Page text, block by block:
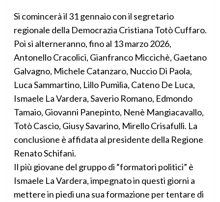
Si comincerà il 31 gennaio con il segretario
regionale della Democrazia Cristiana Totò Cuffaro.
Poi si alterneranno, fino al 13 marzo 2026,
Antonello Cracolici, Gianfranco Miccichè, Gaetano
Galvagno, Michele Catanzaro, Nuccio Di Paola,
Luca Sammartino, Lillo Pumilia, Cateno De Luca,
Ismaele La Vardera, Saverio Romano, Edmondo
Tamaio, Giovanni Panepinto, Nenè Mangiacavallo,
Totò Cascio, Giusy Savarino, Mirello Crisafulli. La
conclusione è affidata al presidente della Regione
Renato Schifani.
Il più giovane del gruppo di “formatori politici” è
Ismaele La Vardera, impegnato in questi giorni a
mettere in piedi una sua formazione per tentare di